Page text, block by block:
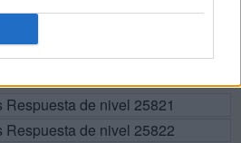
de nivel 25821
de nivel 25822